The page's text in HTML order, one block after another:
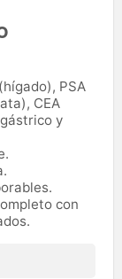
PSA
CEA
y
con